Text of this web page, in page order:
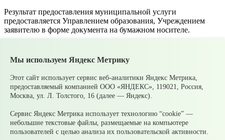
Результат предоставления муниципальной услуги
предоставляется Управлением образования, Учреждением
заявителю в форме документа на бумажном носителе.
ЕГЭ, ОГЭ можно получить посредством ЕПГУ, ОИП ЕГЭ,
ОИП ГИА.
Документы
Предоставление информации о результатах сданных
экзаменов, тестирования и иных вступительных испытаний, а
также о зачислении в образовательное учреждение.doc 238.5
Мы используем Яндекс Метрику
Этот сайт использует сервис веб-аналитики Яндекс Метрика,
предоставляемый компанией ООО «ЯНДЕКС», 119021, Россия,
Москва, ул. Л. Толстого, 16 (далее — Яндекс).
Сервис Яндекс Метрика использует технологию “cookie” —
небольшие текстовые файлы, размещаемые на компьютере
пользователей с целью анализа их пользовательской активности.